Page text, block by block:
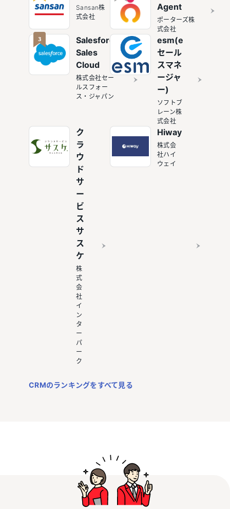
Sansan株
式会社
Agent
ポーターズ株
式会社
3
Salesforce
Sales
Cloud
株式会社セー
ルスフォー
ス・ジャパン
esm(e
セール
スマネ
ージャ
ー)
ソフトブ
レーン株
式会社
ク
ラ
ウ
ド
サ
ー
ビ
ス
サ
ス
ケ
株
式
会
社
イ
ン
タ
ー
パ
ー
ク
Hiway
株式会
社ハイ
ウェイ
CRMのランキングをすべて見る